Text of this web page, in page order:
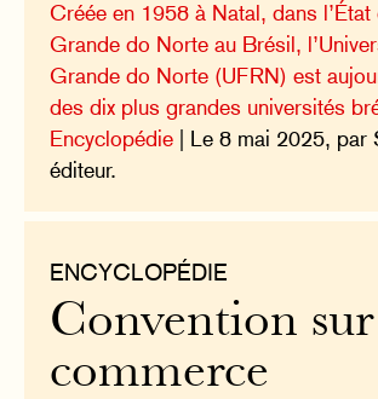
Créée en 1958 à Natal, dans l’État
Grande do Norte au Brésil,
Grande do Norte (UFRN) est
des dix plus grandes universités
Encyclopédie | Le 8 mai 2025, par
éditeur.
ENCYCLOPÉDIE
Convention
commerce